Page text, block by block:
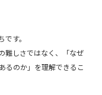
す。
難しさではなく、「なぜ
るのか」を理解できるこ